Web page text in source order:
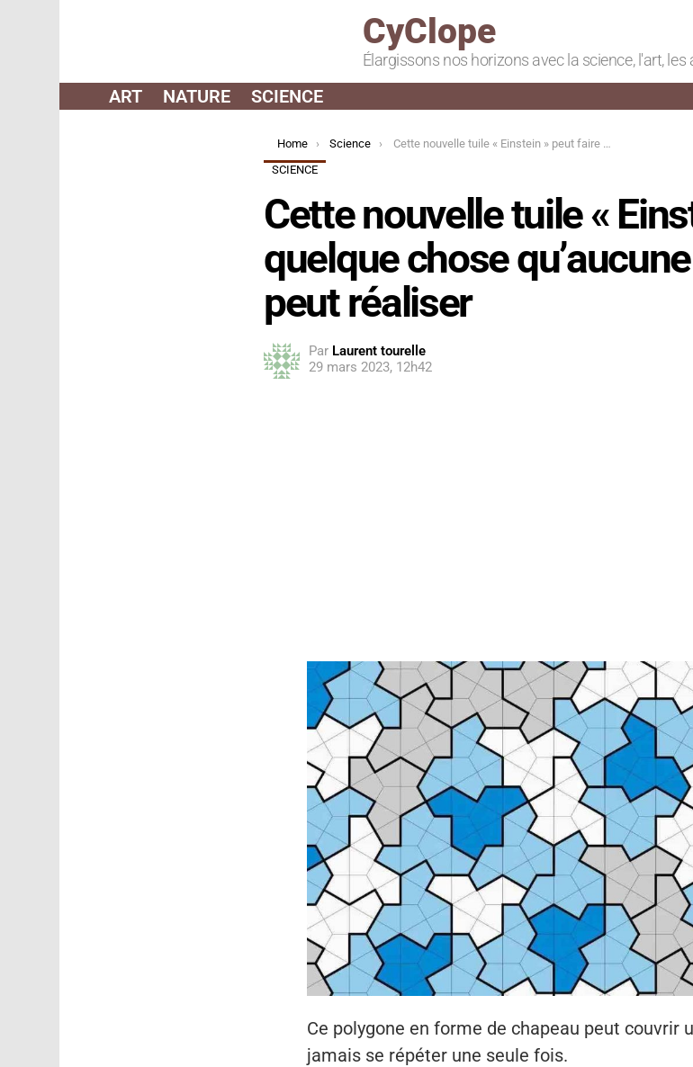
CyClope
Élargissons nos horizons avec la science, l'art,
ART NATURE SCIENCE
You are here:
Home Science
Cette nouvelle tuile « Einstein » peut faire quelque chose qu’aucune autre forme ne peut réaliser
SCIENCE
Cette nouvelle tuile «
quelque chose
peut réaliser
Par Laurent tourelle
29 mars 2023, 12h42
Ce polygone en forme de chapeau peut couvrir
jamais se répéter une seule fois.